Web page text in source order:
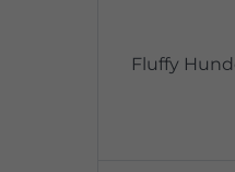
Fluffy